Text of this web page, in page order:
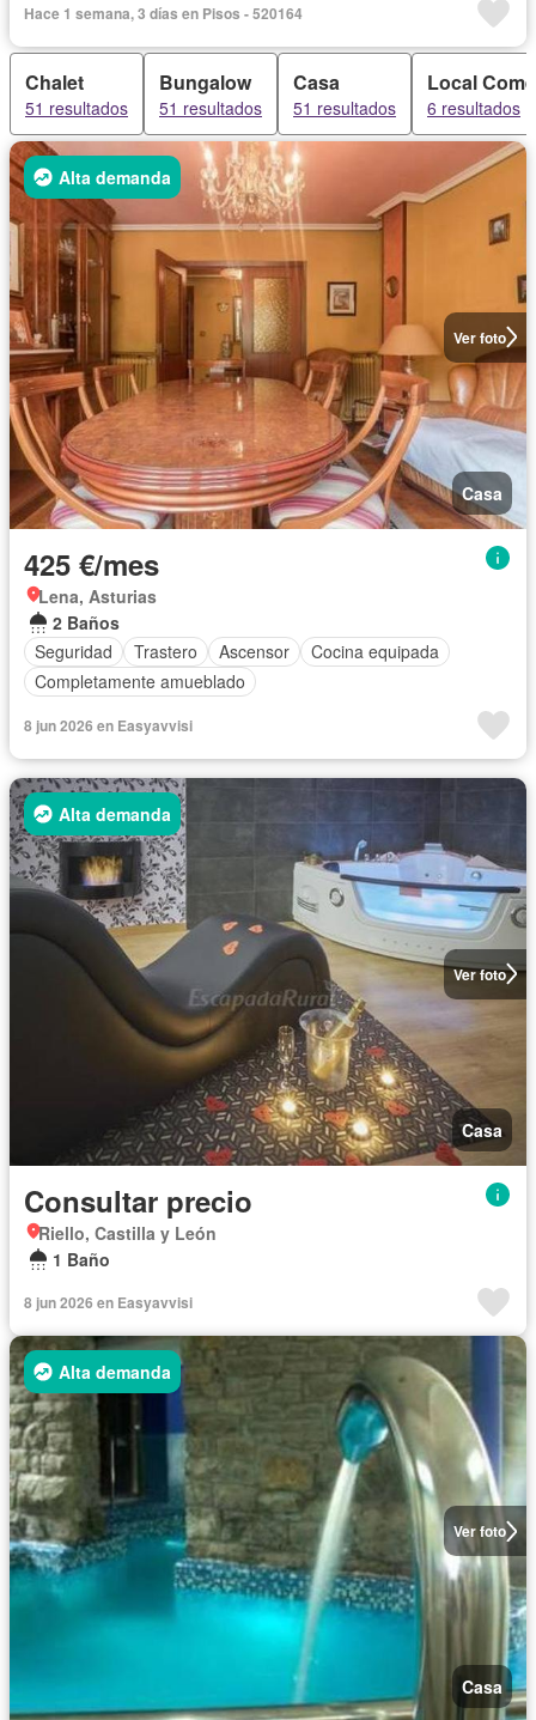
Hace 1 semana, 3 días en Pisos - 520164
Chalet
51 resultados
Bungalow
51 resultados
Casa
51 resultados
Local
6 resultados
Ver foto
Alta demanda
Casa
425 €/mes
Lena, Asturias
2 Baños
Seguridad
Trastero Ascensor
Cocina equipada
Completamente amueblado
8 jun 2026 en Easyavvisi
Ver foto
Alta demanda
Casa
Consultar precio
Riello, Castilla y León
1 Baño
8 jun 2026 en Easyavvisi
Ver foto
Alta demanda
Casa